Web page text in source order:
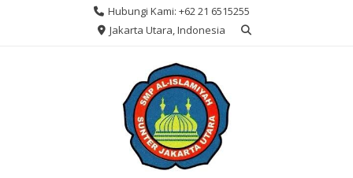
Hubungi Kami: +62 21 6515255
Jakarta Utara, Indonesia